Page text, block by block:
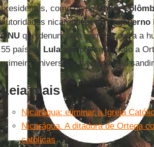
presidentes, como os doChile,
autoridades nicaraguenses. Ogoverno
ONUque denunciava crimes contra a
55 países. Lulasempre será grato a
primeiro aniversário da revolução
Leia mais
Nicarágua: eliminar a Igreja
Nicarágua. A ditadura de Ortega
católicas